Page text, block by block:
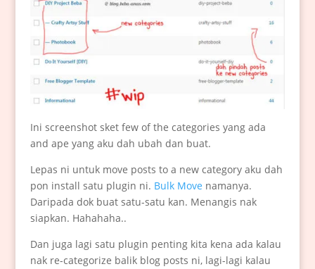
Ini screenshot sket few of the categories yang ada
and ape yang aku dah ubah dan buat.
Lepas ni untuk move posts to a new category aku dah
pon install satu plugin ni. Bulk Move namanya.
Daripada dok buat satu-satu kan. Menangis nak
siapkan. Hahahaha..
Dan juga lagi satu plugin penting kita kena ada kalau
nak re-categorize balik blog posts ni, lagi-lagi kalau